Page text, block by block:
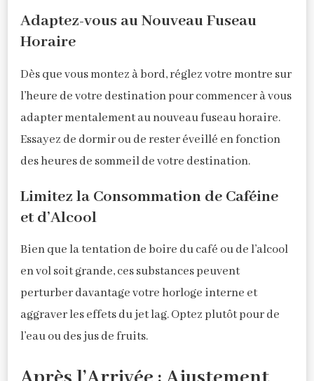
Adaptez-vous au Nouveau Fuseau
Horaire
Dès que vous montez à bord, réglez votre montre sur
l’heure de votre destination pour commencer à vous
adapter mentalement au nouveau fuseau horaire.
Essayez de dormir ou de rester éveillé en fonction
des heures de sommeil de votre destination.
Limitez la Consommation de Caféine
et d’Alcool
Bien que la tentation de boire du café ou de l’alcool
en vol soit grande, ces substances peuvent
perturber davantage votre horloge interne et
aggraver les effets du jet lag. Optez plutôt pour de
l’eau ou des jus de fruits.